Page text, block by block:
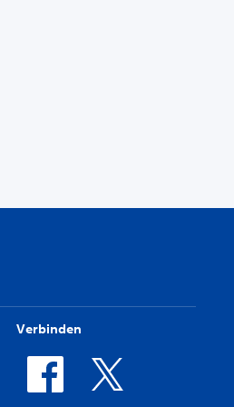
Verbinden